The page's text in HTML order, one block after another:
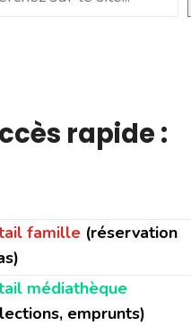
rapide :
famille (réservation
médiathèque
emprunts)